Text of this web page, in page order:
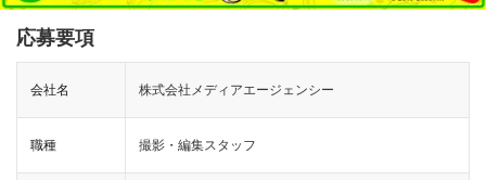
応募要項
会社名 株式会社メディアエージェンシー
職種 撮影・編集スタッフ